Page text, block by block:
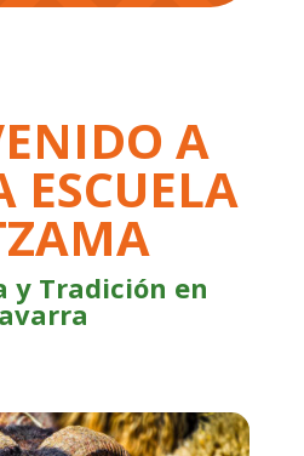
A
ESCUELA
y Tradición en